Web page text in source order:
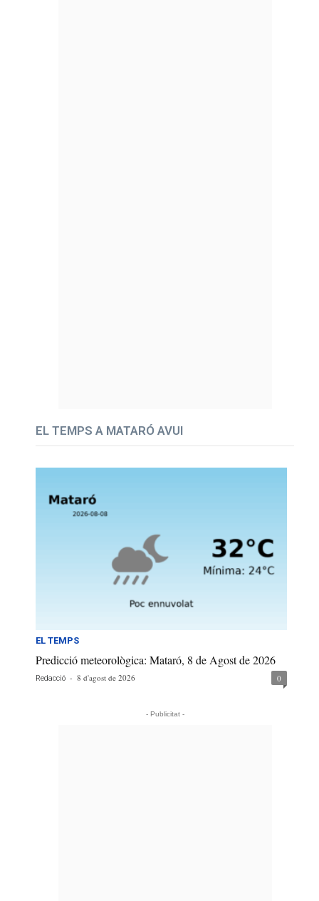
EL TEMPS A MATARÓ AVUI
EL TEMPS
Predicció meteorològica: Mataró, 8 de Agost de 2026
Redacció - 8 d'agost de 2026 0
- Publicitat -